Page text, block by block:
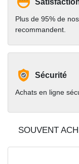
Plus de 95% de
recommandent.
Sécurité
Achats en ligne
SOUVENT